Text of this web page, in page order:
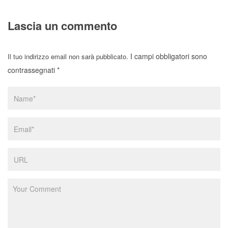
Lascia un commento
Il tuo indirizzo email non sarà pubblicato. I campi obbligatori sono
contrassegnati *